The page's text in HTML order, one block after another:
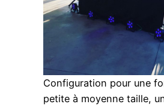
Configuration pour une
petite à moyenne taille,